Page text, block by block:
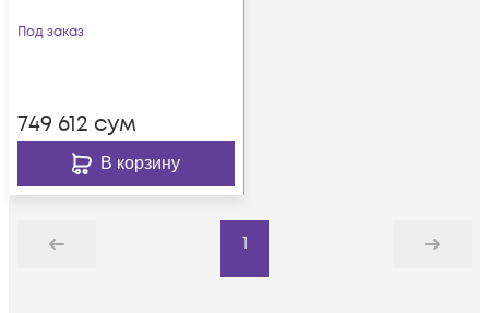
Под заказ
749 612 сум
В корзину
Назад
1
Дальше